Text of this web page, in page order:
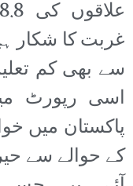
غربت کا شکار
سے بھی کم
اسی رپورٹ
پاکستان میں
کے حوالے سے